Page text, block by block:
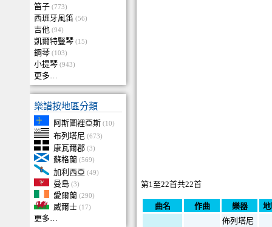
笛子 (773)
西班牙風笛 (56)
吉他 (94)
凱爾特豎琴 (15)
鋼琴 (103)
小提琴 (943)
更多…
樂譜按地區分類
阿斯圖裡亞斯 (10)
布列塔尼 (673)
康瓦爾郡 (3)
蘇格蘭 (569)
加利西亞 (49)
曼島 (3)
愛爾蘭 (290)
威爾士 (17)
更多…
第1至22首共22首
曲名 作曲 樂器
佈列塔尼